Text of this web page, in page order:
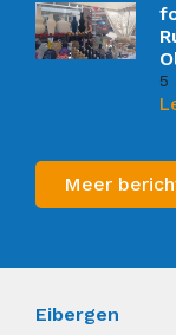
5
Meer
Eibergen